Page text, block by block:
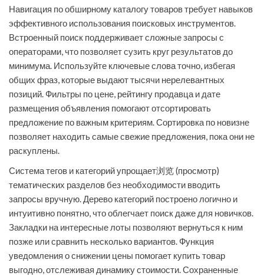
Навигация по обширному каталогу товаров требует навыков
эффективного использования поисковых инструментов.
Встроенный поиск поддерживает сложные запросы с
операторами, что позволяет сузить круг результатов до
минимума. Используйте ключевые слова точно, избегая
общих фраз, которые выдают тысячи нерелевантных
позиций. Фильтры по цене, рейтингу продавца и дате
размещения объявления помогают отсортировать
предложение по важным критериям. Сортировка по новизне
позволяет находить самые свежие предложения, пока они не
раскуплены.
Система тегов и категорий упрощает浏览 (просмотр)
тематических разделов без необходимости вводить
запросы вручную. Дерево категорий построено логично и
интуитивно понятно, что облегчает поиск даже для новичков.
Закладки на интересные лоты позволяют вернуться к ним
позже или сравнить несколько вариантов. Функция
уведомления о снижении цены помогает купить товар
выгодно, отслеживая динамику стоимости. Сохраненные